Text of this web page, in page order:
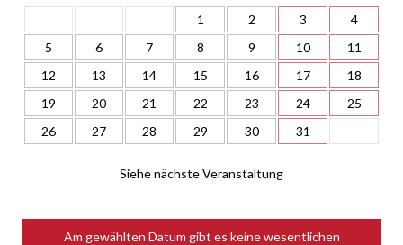
1 2 3
4
5
6 7 8 9 10
11
12
13 14 15 16 17
18
19
20 21 22 23 24
25
26
27 28 29 30 31
Siehe nächste Veranstaltung
Am gewählten Datum gibt es keine wesentlichen